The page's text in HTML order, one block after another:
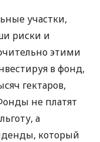
участки,
риски и
этими
в фонд,
гектаров,
не платят
а
который